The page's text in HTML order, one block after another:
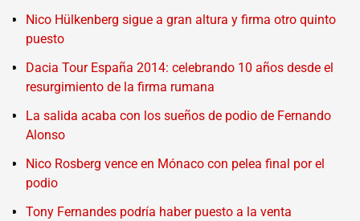
Nico Hülkenberg sigue a gran altura y firma otro quinto
puesto
Dacia Tour España 2014: celebrando 10 años desde el
resurgimiento de la firma rumana
La salida acaba con los sueños de podio de Fernando
Alonso
Nico Rosberg vence en Mónaco con pelea final por el
podio
Tony Fernandes podría haber puesto a la venta